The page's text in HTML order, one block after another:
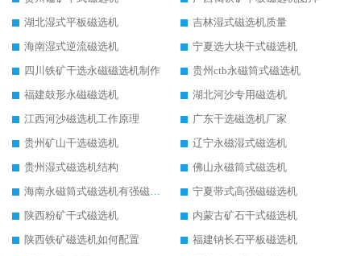
湖北湿式平板磁选机
吉林湿式磁选机质量
海南湿式逆流磁选机
宁夏选大块干式磁选机
四川铁矿干选永磁磁选机制作
贵州ctb永磁筒式磁选机
福建鼓形永磁磁选机
湖北河沙专用磁选机
江西河沙磁选机工作原理
广东干选磁选机厂家
贵州矿山干选磁选机
辽宁永磁湿式磁选机
贵州湿式磁选机结构
佛山永磁筒式磁选机
海南永磁筒式磁选机有强磁的吗
宁夏带式高强磁磁选机
陕西粉矿干式磁选机
内蒙古矿石干式磁选机
陕西铁矿磁选机如何配置
福建钠长石平板磁选机